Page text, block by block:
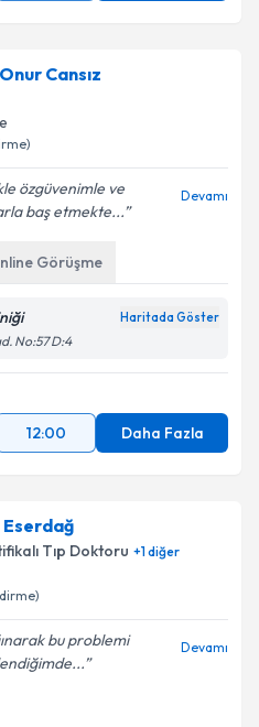
Cansız
özgüvenimle ve
baş etmekte...
Devamı
Görüşme
Haritada Göster
No:57 D:4
12:00 Daha Fazla
Eserdağ
Tıp Doktoru +1diğer
bu problemi
Devamı